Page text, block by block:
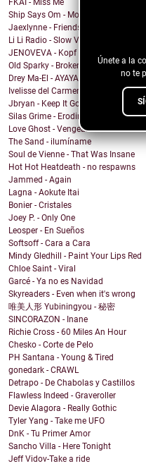
Únete a la
no te
FKAI - Miss Me
Ship Says Om - Mother Director
Jaexlynne - Friends Like You
Li Li Radio - Slow View
JENOVEVA - Kopf auf
Old Sparky - Broken City Blues
Drey Ma-El - AYAYAI
Ivelisse del Carmen - Mi Sangre Baila
Jbryan - Keep It Going
Silas Grime - Eroding Grace
Love Ghost - Vengeance
The Sand - ilumíname
Soul de Vienne - That Was Insane
Hot Hot Heatdeath - no respawns
Jammed - Again
Lagna - Aokute Itai
Bonier - Cristales
Joey P. - Only One
Leosper - En Sueños
Softsoff - Cara a Cara
Mindy Gledhill - Paint Your Lips Red
Chloe Saint - Viral
Garcé - Ya no es Navidad
Skyreaders - Even when it's wrong
唯美人形 Yubiningyou - 秘密
SINCORAZON - Inane
Richie Cross - 60 Miles An Hour
Chesko - Corte de Pelo
PH Santana - Young & Tired
gonedark - CRAWL
Detrapo - De Chabolas y Castillos
Flawless Indeed - Graveroller
Devie Alagora - Really Gothic
Tyler Yang - Take me UFO
DnK - Tu Primer Amor
Sancho Villa - Here Tonight
Jeff Vidov-Take a ride